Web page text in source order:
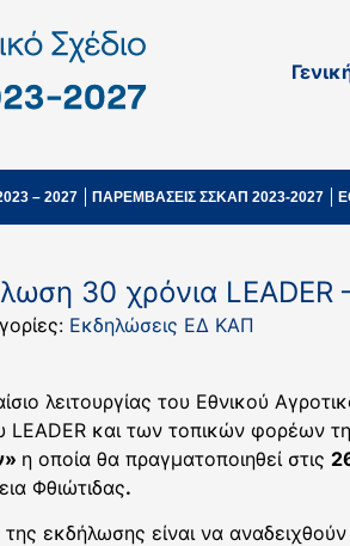
– 2027 ΠΑΡΕΜΒΑΣΕΙΣ ΣΣΚΑΠ 2023-2027
30 χρόνια LEADER
Εκδηλώσεις ΕΔ ΚΑΠ
λειτουργίας του Εθνικού
LEADER και των τοπικών φορέων
η οποία θα πραγματοποιηθεί στις
Φθιώτιδας.
εκδήλωσης είναι να